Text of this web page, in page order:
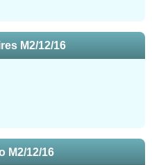
M2/12/16
M2/12/16